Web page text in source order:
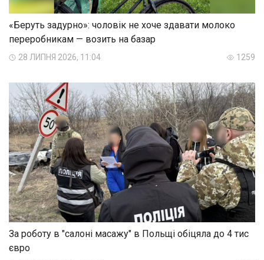
«Беруть задурно»: чоловік не хоче здавати молоко
переробникам — возить на базар
28 ЛИПНЯ 2026, 11:04 1259
За роботу в "салоні масажу" в Польщі обіцяла до 4 тис
євро